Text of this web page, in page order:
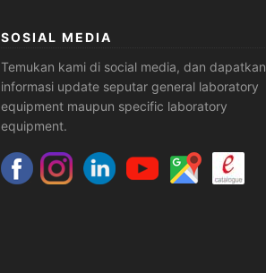
SOSIAL MEDIA
Temukan kami di social media, dan dapatkan
informasi update seputar general laboratory
equipment maupun specific laboratory
equipment.